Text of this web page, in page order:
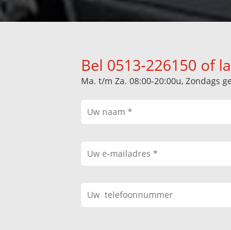
Bel 0513-226150 of
Ma. t/m Za. 08:00-20:00u, Zondags